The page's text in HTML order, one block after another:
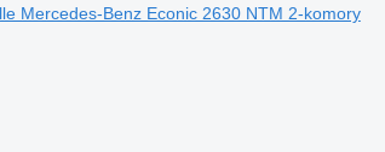
Mercedes-Benz Econic 2630 NTM 2-komory